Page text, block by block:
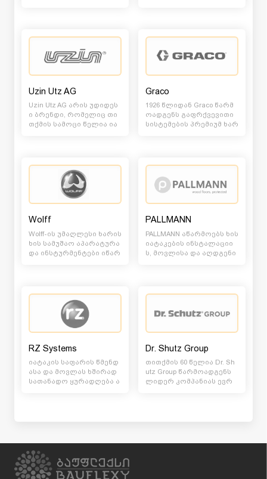
Uzin Utz AG
Uzin Utz AG არის უდიდეს
ი ბრენდი, რომელიც თი
თქმის სამოცი წელია ია
Graco
1926 წლიდან Graco წარმ
ოადგენს გაფრქვევითი
სისტემების პრემიუმ ხარ
Wolff
Wolff-ის უმაღლესი ხარის
ხის სამუშაო აპარატურა
და ინსტურმენტები იწარ
PALLMANN
PALLMANN აწარმოებს ხის
იატაკების ინსტალაციი
ს, მოვლისა და აღდგენი
RZ Systems
იატაკის საფარის წმენდ
ასა და მოვლას ხშირად
სათანადო ყურადღება ა
Dr. Shutz Group
თითქმის 60 წელია Dr. Sh
utz Group წარმოადგენს
ლიდერ კომპანიას ევრ